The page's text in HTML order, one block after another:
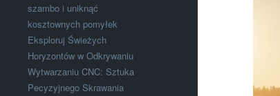
szambo i uniknąć
kosztownych pomyłek
Eksploruj Świeżych
Horyzontów w Odkrywaniu
Wytwarzaniu CNC: Sztuka
Pecyzyjnego Skrawania